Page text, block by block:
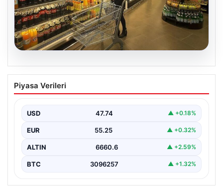
Enflasyon verileri ne zaman
açıklanacak? 2026 TÜİK mart ayı
Piyasa Verileri
USD 47.74 ▲ +0.18%
EUR 55.25 ▲ +0.32%
ALTIN 6660.6 ▲ +2.59%
BTC 3096257 ▲ +1.32%